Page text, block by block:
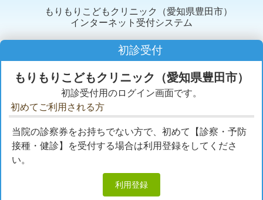
もりもりこどもクリニック（愛知県豊田市）
インターネット受付システム
初診受付
もりもりこどもクリニック（愛知県豊田市）
初診受付用のログイン画面です。
初めてご利用される方
当院の診察券をお持ちでない方で、初めて【診察・予防
接種・健診】を受付する場合は利用登録をしてくださ
い。
利用登録